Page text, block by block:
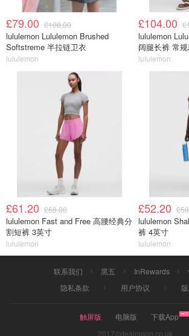
£79.00 £108.00
lululemon Lululemon Brushed
Softstreme 半拉链卫衣
lululemon
£104.00
lululemon
阔腿长裤 常
lululemon
£61.20 £68.00
lululemon Fast and Free 高腰经典分
割短裤 3英寸
lululemon
£52.20
lululemon
裤 4英寸
lululemon
联系我们 黑五 InRewards
隐私条款
用户协议
触屏版 电脑版
下载App
2017©dealmoon.co.uk